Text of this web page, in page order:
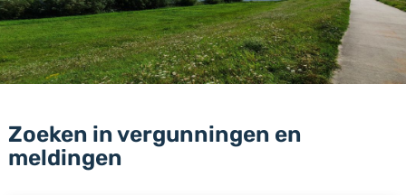
Zoeken in vergunningen en
meldingen